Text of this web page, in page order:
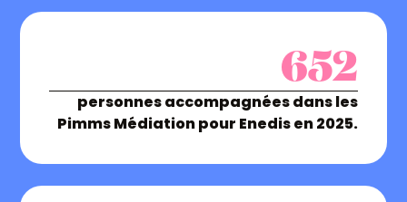
652
personnes accompagnées dans les
Pimms Médiation pour Enedis en 2025.